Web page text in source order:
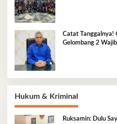
Catat Tanggalnya!
Gelombang 2
Hukum & Kriminal
Ruksamin: Dulu